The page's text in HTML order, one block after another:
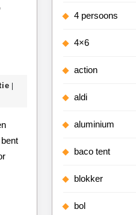
4 persoons
4×6
action
aldi
aluminium
baco tent
blokker
bol